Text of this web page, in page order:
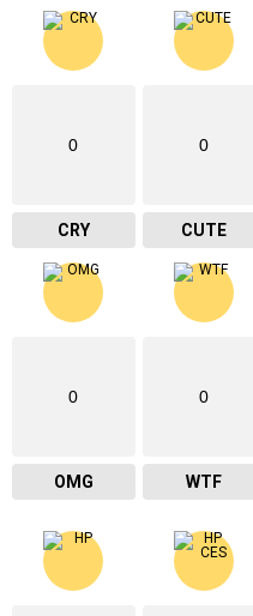
0
CRY
0
CUTE
0
OMG
0
WTF